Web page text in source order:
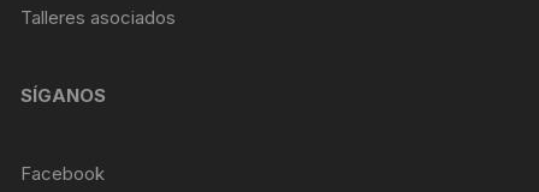
Talleres asociados
SÍGANOS
Facebook